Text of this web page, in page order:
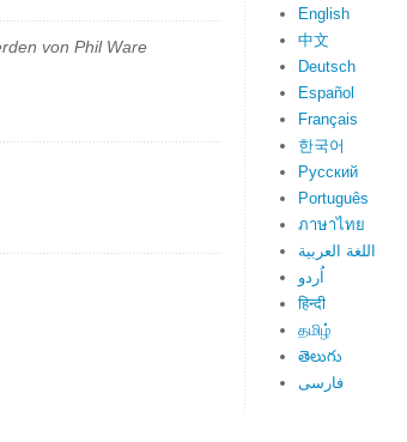
von Phil Ware
English
中文
Deutsch
Español
Français
한국어
Русский
Português
ภาษาไทย
اللغة العربية
اُردو
हिन्दी
தமிழ்
తెలుగు
فارسی